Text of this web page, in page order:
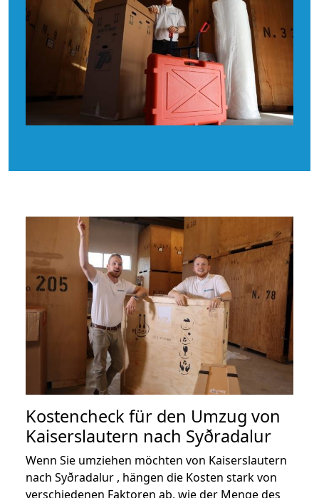
Kostencheck für den Umzug von
Kaiserslautern nach Syðradalur
Wenn Sie umziehen möchten von Kaiserslautern
nach Syðradalur , hängen die Kosten stark von
verschiedenen Faktoren ab, wie der Menge des